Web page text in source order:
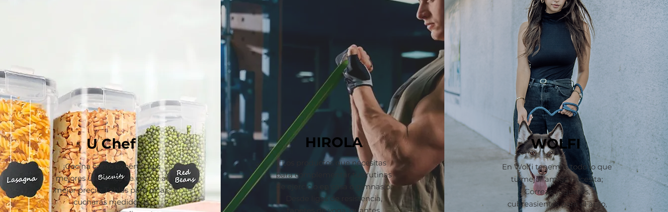
U Chef
¡Cocina como experto! Los
mejores utensilios de cocina al
mejor precio; Tablas para picar,
cucharas medidoras,
HIROLA
Los productos que necesitas
para complementar tus rutinas
de ejercicio en casa o gimnasio.
Desde ligas de resistencia,
WOLFI
En Wolfi tenemos todo lo que
tu mejor amigo necesita;
Correas, juguetes,
cubreasientos para el auto,